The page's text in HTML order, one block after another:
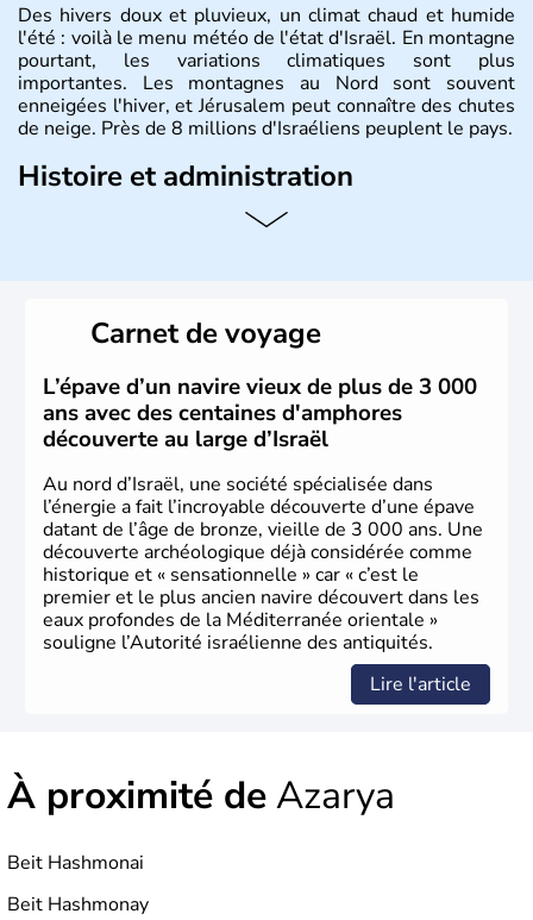
Des hivers doux et pluvieux, un climat chaud et humide
l'été : voilà le menu météo de l'état d'Israël. En montagne
pourtant, les variations climatiques sont plus
importantes. Les montagnes au Nord sont souvent
enneigées l'hiver, et Jérusalem peut connaître des chutes
de neige. Près de 8 millions d'Israéliens peuplent le pays.
Histoire et administration
L'Israël est un état de la partie est de la Méditerranée,
vrai essor économique dans le domaine des nouvelles
Carnet de voyage
L’épave d’un navire vieux de plus de 3 000
ans avec des centaines d'amphores
découverte au large d’Israël
Au nord d’Israël, une société spécialisée dans
l’énergie a fait l’incroyable découverte d’une épave
datant de l’âge de bronze, vieille de 3 000 ans. Une
découverte archéologique déjà considérée comme
historique et « sensationnelle » car « c’est le
premier et le plus ancien navire découvert dans les
eaux profondes de la Méditerranée orientale »
souligne l’Autorité israélienne des antiquités.
Lire l'article
À proximité deAzarya
Beit Hashmonai
Beit Hashmonay